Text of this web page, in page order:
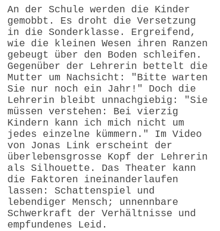
An der Schule werden die Kinder
gemobbt. Es droht die Versetzung
in die Sonderklasse. Ergreifend,
wie die kleinen Wesen ihren Ranzen
gebeugt über den Boden schleifen.
Gegenüber der Lehrerin bettelt die
Mutter um Nachsicht: "Bitte warten
Sie nur noch ein Jahr!" Doch die
Lehrerin bleibt unnachgiebig: "Sie
müssen verstehen: Bei vierzig
Kindern kann ich mich nicht um
jedes einzelne kümmern." Im Video
von Jonas Link erscheint der
überlebensgrosse Kopf der Lehrerin
als Silhouette. Das Theater kann
die Faktoren ineinanderlaufen
lassen: Schatten­spiel und
lebendiger Mensch; unnennbare
Schwerkraft der Verhältnisse und
empfundenes Leid.